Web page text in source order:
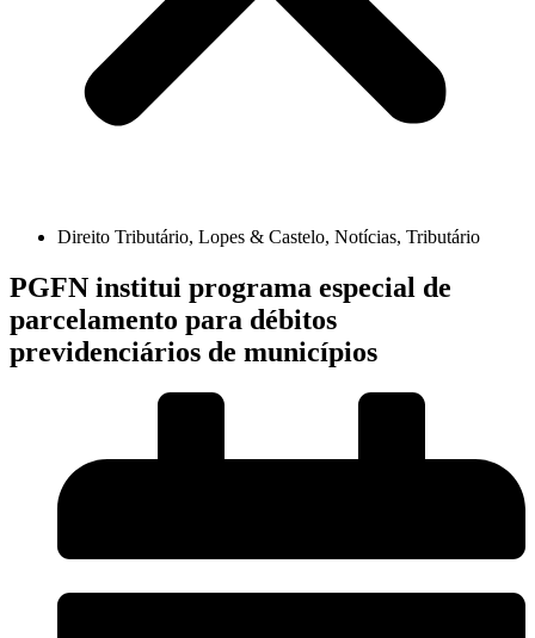
Direito Tributário, Lopes & Castelo, Notícias, Tributário
PGFN institui programa especial de
parcelamento para débitos
previdenciários de municípios